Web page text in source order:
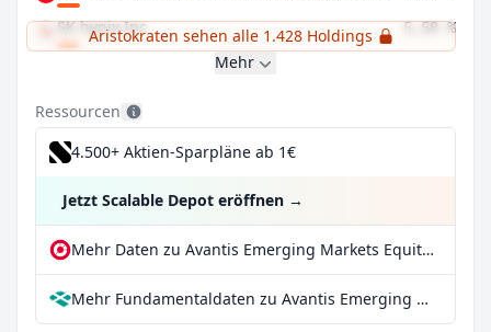
SK hynix Inc 5,58 %
Aristokraten sehen alle 1.428 Holdings
Mehr
Ressourcen
4.500+ Aktien-Sparpläne ab 1€
Jetzt Scalable Depot eröffnen →
Mehr Daten zu Avantis Emerging Markets Equity ETF bei extraETF
Mehr Fundamentaldaten zu Avantis Emerging Markets Equity ETF bei Parqet